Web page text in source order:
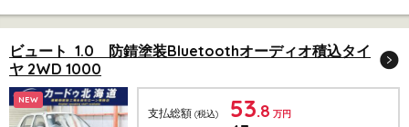
ビュート 1.0 防錆塗装Bluetoothオーディオ積込タイ
ヤ 2WD 1000
NEW
支払総額 (税込) 53.8 万円